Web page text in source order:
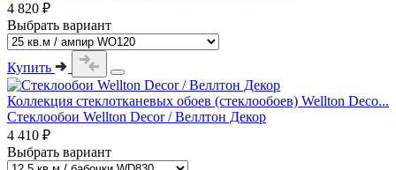
4 820 ₽
Выбрать вариант
Купить
Коллекция стеклотканевых обоев (стеклообоев) Wellton Deco...
Стеклообои Wellton Decor / Веллтон Декор
4 410 ₽
Выбрать вариант